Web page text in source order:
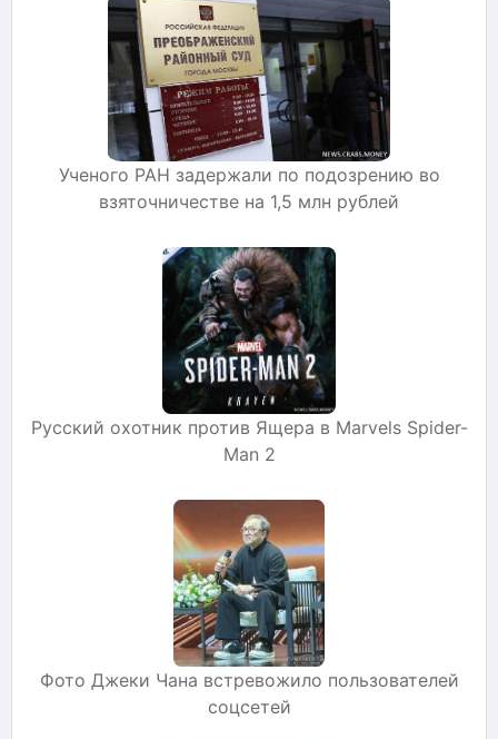
Ученого РАН задержали по подозрению во
взяточничестве на 1,5 млн рублей
Русский охотник против Ящера в Marvels Spider-
Man 2
Фото Джеки Чана встревожило пользователей
соцсетей